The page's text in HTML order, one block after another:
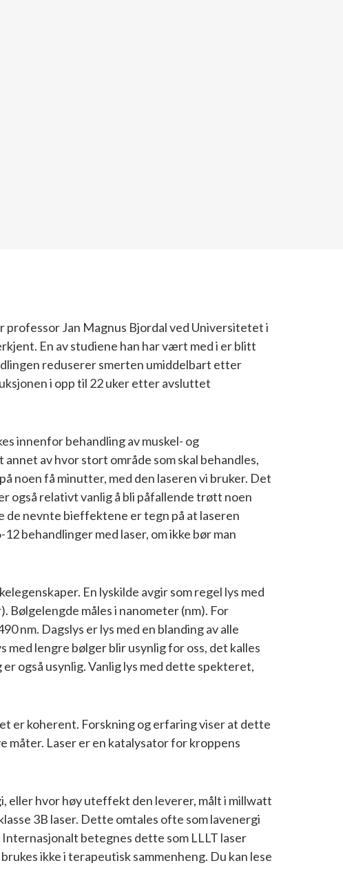
professor Jan Magnus Bjordal ved Universitetet i
En av studiene han har vært med i er blitt
reduserer smerten umiddelbart etter
i opp til 22 uker etter avsluttet
innenfor behandling av muskel- og
av hvor stort område som skal behandles,
noen få minutter, med den laseren vi bruker. Det
også relativt vanlig å bli påfallende trøtt noen
de nevnte bieffektene er tegn på at laseren
behandlinger med laser, om ikke bør man
En lyskilde avgir som regel lys med
Bølgelengde måles i nanometer (nm). For
nm. Dagslys er lys med en blanding av alle
lengre bølger blir usynlig for oss, det kalles
også usynlig. Vanlig lys med dette spekteret,
er koherent. Forskning og erfaring viser at dette
måter. Laser er en katalysator for kroppens
eller hvor høy uteffekt den leverer, målt i millwatt
3B laser. Dette omtales ofte som lavenergi
betegnes dette som LLLT laser
ikke i terapeutisk sammenheng. Du kan lese